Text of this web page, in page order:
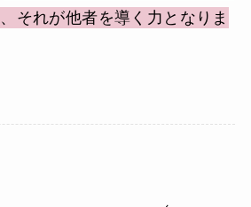
それが他者を導く力となりま